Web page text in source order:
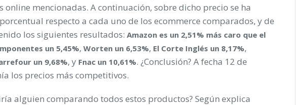
online mencionadas. A continuación, sobre dicho precio se ha
respecto a cada uno de los ecommerce comparados, y de
los siguientes resultados: Amazon es un 2,51% más caro que el
un 5,45%, Worten un 6,53%, El Corte Inglés un 8,17%,
un 9,68%, y Fnac un 10,61%. ¿Conclusión? A fecha 12 de
los precios más competitivos.
alguien comparando todos estos productos? Según explica